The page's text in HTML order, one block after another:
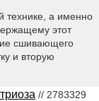
технике, а именно
этот
сшивающего
и вторую
// 2783329